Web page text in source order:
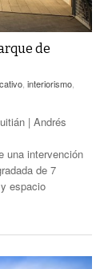
de
interiorismo
| Andrés
una intervención
de 7
espacio